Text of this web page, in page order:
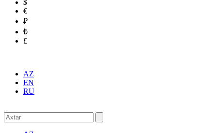
$
€
₽
₺
£
AZ
EN
RU